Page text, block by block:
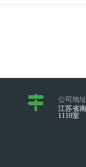
公司地址
江苏省
1110室